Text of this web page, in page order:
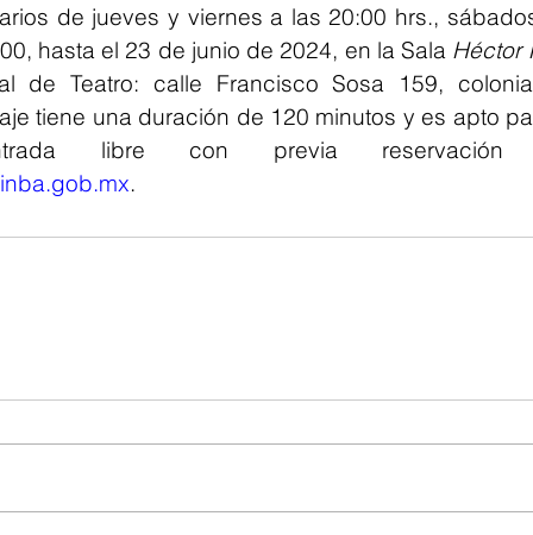
de jueves y viernes a las 20:00 hrs.,
hasta el 23 de junio de 2024, en la Sala Héctor
de Teatro: calle Francisco Sosa 159,
tiene una duración de 120 minutos y es apto
.